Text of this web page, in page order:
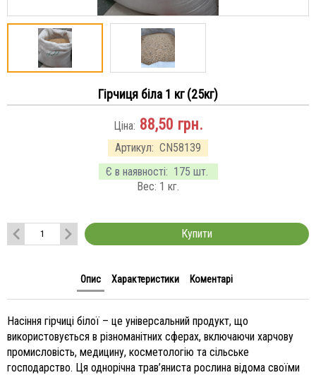
Гірчиця біла 1 кг (25кг)
Артикул: CN58139
Є в наявності: 175 шт.
Вес: 1 кг.
Ціна: 88,50 грн.
Купити
Опис Характеристики Коментарі
Насіння гірчиці білої – це універсальний продукт, що
використовується в різноманітних сферах, включаючи харчову
промисловість, медицину, косметологію та сільське
господарство. Ця однорічна трав’яниста рослина відома своїми